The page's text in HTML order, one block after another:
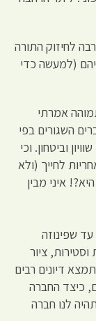
לחיזוק התורה
(למעשה כדי
אמרתי
השגורים בפי
וביטחון. וכי
לחייך (ולא
איני מבין
שפינוזה
ציור
דיונים רבים
כיצד החברה
לנו חברה